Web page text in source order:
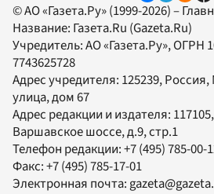
© АО «Газета.Ру» (1999-2026) –
Название: Газета.Ru (Gazeta.Ru)
Учредитель:АО «Газета.Ру», ОГРН
7743625728
Адрес учредителя: 125239,
улица, дом 67
Адрес редакции и издателя: 117105
Варшавское шоссе, д.9, стр.1
Телефон редакции:+7 (495) 785-00-
Факс:+7 (495) 785-17-01
Электронная почта: